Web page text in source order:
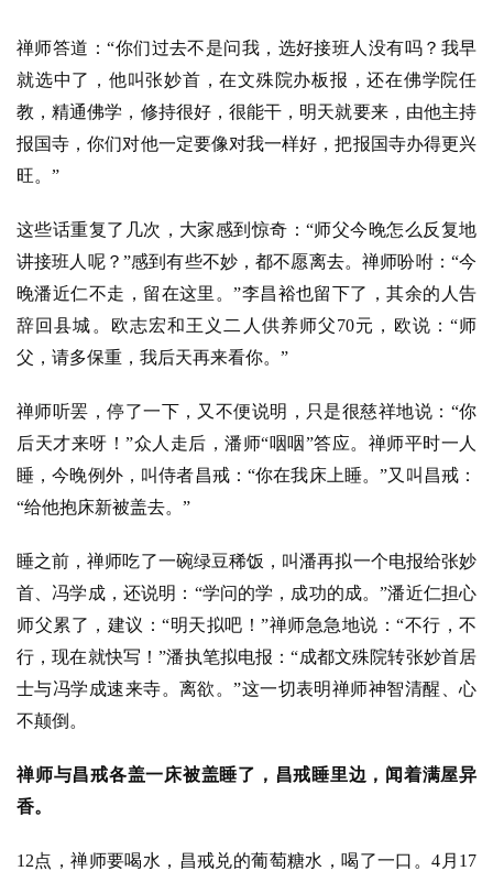
禅师答道：“你们过去不是问我，选好接班人没有吗？我早
就选中了，他叫张妙首，在文殊院办板报，还在佛学院任
教，精通佛学，修持很好，很能干，明天就要来，由他主持
报国寺，你们对他一定要像对我一样好，把报国寺办得更兴
旺。”
这些话重复了几次，大家感到惊奇：“师父今晚怎么反复地
讲接班人呢？”感到有些不妙，都不愿离去。禅师吩咐：“今
晚潘近仁不走，留在这里。”李昌裕也留下了，其余的人告
辞回县城。欧志宏和王义二人供养师父70元，欧说：“师
父，请多保重，我后天再来看你。”
禅师听罢，停了一下，又不便说明，只是很慈祥地说：“你
后天才来呀！”众人走后，潘师“咽咽”答应。禅师平时一人
睡，今晚例外，叫侍者昌戒：“你在我床上睡。”又叫昌戒：
“给他抱床新被盖去。”
睡之前，禅师吃了一碗绿豆稀饭，叫潘再拟一个电报给张妙
首、冯学成，还说明：“学问的学，成功的成。”潘近仁担心
师父累了，建议：“明天拟吧！”禅师急急地说：“不行，不
行，现在就快写！”潘执笔拟电报：“成都文殊院转张妙首居
士与冯学成速来寺。离欲。”这一切表明禅师神智清醒、心
不颠倒。
禅师与昌戒各盖一床被盖睡了，昌戒睡里边，闻着满屋异
香。
12点，禅师要喝水，昌戒兑的葡萄糖水，喝了一口。4月17